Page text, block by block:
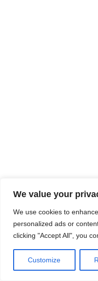
We value your
We use cookies to
personalized ads or
clicking "Accept All", you
Customize